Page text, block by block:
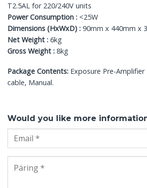
T2.5AL for 220/240V units
Power Consumption : <25W
Dimensions (HxWxD) : 90mm x 440mm x
Net Weight : 6kg
Gross Weight : 8kg
Package Contents: Exposure Pre-
cable, Manual.
Would you like more